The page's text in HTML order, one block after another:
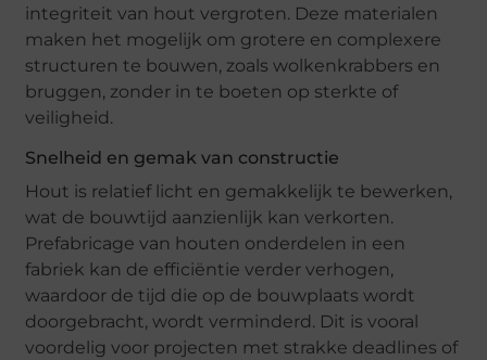
integriteit van hout vergroten. Deze materialen
maken het mogelijk om grotere en complexere
structuren te bouwen, zoals wolkenkrabbers en
bruggen, zonder in te boeten op sterkte of
veiligheid.
Snelheid en gemak van constructie
Hout is relatief licht en gemakkelijk te bewerken,
wat de bouwtijd aanzienlijk kan verkorten.
Prefabricage van houten onderdelen in een
fabriek kan de efficiëntie verder verhogen,
waardoor de tijd die op de bouwplaats wordt
doorgebracht, wordt verminderd. Dit is vooral
voordelig voor projecten met strakke deadlines of